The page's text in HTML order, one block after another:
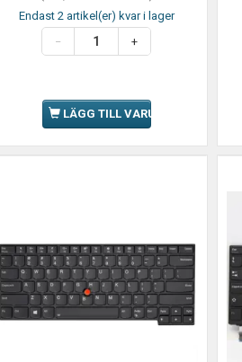
Endast 2 artikel(er) kvar i lager
LÄGG TILL VARUKORGEN